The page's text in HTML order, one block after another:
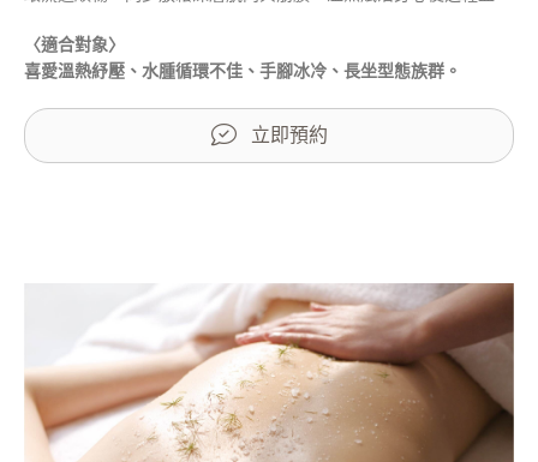
〈適合對象〉
喜愛溫熱紓壓、水腫循環不佳、手腳冰冷、長坐型態族群。
立即預約